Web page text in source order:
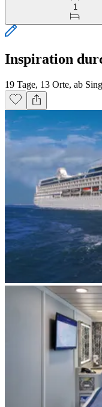
1
Inspiration
19 Tage, 13 Orte, ab